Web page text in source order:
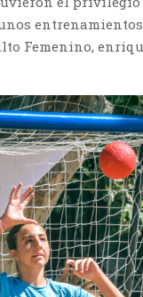
Femenino,